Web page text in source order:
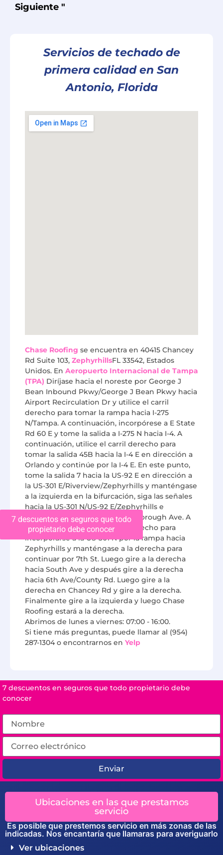
Siguiente "
Servicios de techado de
primera calidad en San
Antonio, Florida
Chase Roofing se encuentra en 40415 Chancey
Rd Suite 103, ZephyrhillsFL 33542, Estados
Unidos. En Aeropuerto Internacional de Tampa
(TPA) Diríjase hacia el noreste por George J
Bean Inbound Pkwy/George J Bean Pkwy hacia
Airport Recirculation Dr y utilice el carril
derecho para tomar la rampa hacia I-275
N/Tampa. A continuación, incorpórese a E State
Rd 60 E y tome la salida a I-275 N hacia I-4. A
continuación, utilice el carril derecho para
tomar la salida 45B hacia la I-4 E en dirección a
Orlando y continúe por la I-4 E. En este punto,
tome la salida 7 hacia la US-92 E en dirección a
la US-301 E/Riverview/Zephyrhills y manténgase
a la izquierda en la bifurcación, siga las señales
hacia la US-301 N/US-92 E/Zephyrhills e
incorpórese a la US-92 E/E Hillsborough Ave. A
continuación, utilice el carril derecho para
incorporarse a la US-301 N por la rampa hacia
Zephyrhills y manténgase a la derecha para
continuar por 7th St. Luego gire a la derecha
hacia South Ave y después gire a la derecha
hacia 6th Ave/County Rd. Luego gire a la
derecha en Chancey Rd y gire a la derecha.
Finalmente gire a la izquierda y luego Chase
Roofing estará a la derecha.
Abrimos de lunes a viernes: 07:00 - 16:00.
Si tiene más preguntas, puede llamar al (954)
287-1304 o encontrarnos en Yelp
7 descuentos en seguros que todo
propietario debe conocer
7 descuentos en seguros que todo propietario debe
conocer
Enviar
Ubicaciones en las que prestamos
servicio
Es posible que prestemos servicio en más zonas de las
indicadas. Nos encantaría que llamaras para averiguarlo
Ver ubicaciones